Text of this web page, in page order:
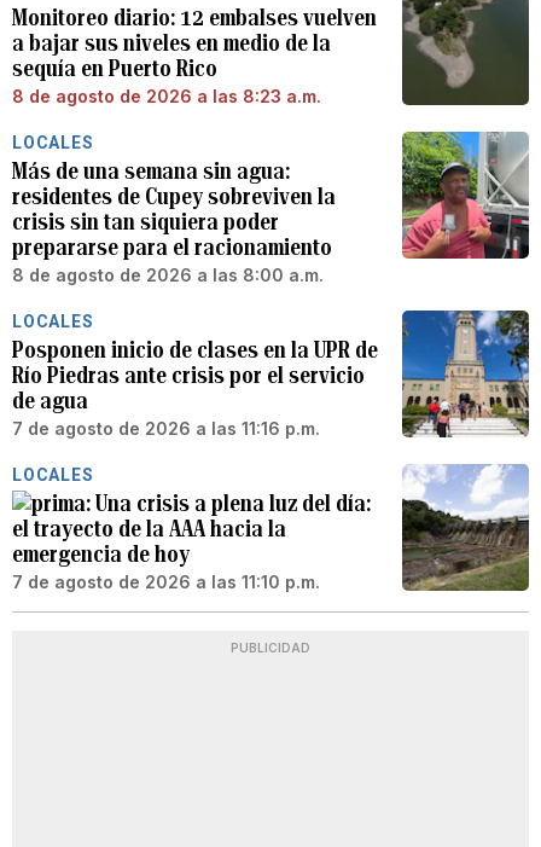
Monitoreo diario: 12 embalses vuelven
a bajar sus niveles en medio de la
sequía en Puerto Rico
8 de agosto de 2026 a las 8:23 a.m.
LOCALES
Más de una semana sin agua:
residentes de Cupey sobreviven la
crisis sin tan siquiera poder
prepararse para el racionamiento
8 de agosto de 2026 a las 8:00 a.m.
LOCALES
Posponen inicio de clases en la UPR de
Río Piedras ante crisis por el servicio
de agua
7 de agosto de 2026 a las 11:16 p.m.
LOCALES
Una crisis a plena luz del día:
el trayecto de la AAA hacia la
emergencia de hoy
7 de agosto de 2026 a las 11:10 p.m.
PUBLICIDAD